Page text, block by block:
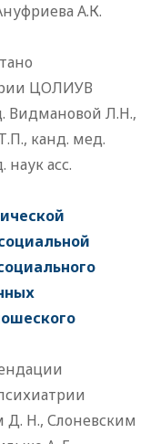
А.К.
ЦОЛИУВ
Видмановой Л.Н.,
канд. мед.
наук асс.
Н., Слоневским